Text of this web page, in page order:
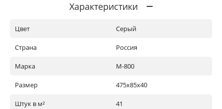
Характеристики
Цвет Серый
Страна Россия
Марка М-800
Размер 475х85х40
Штук в м² 41